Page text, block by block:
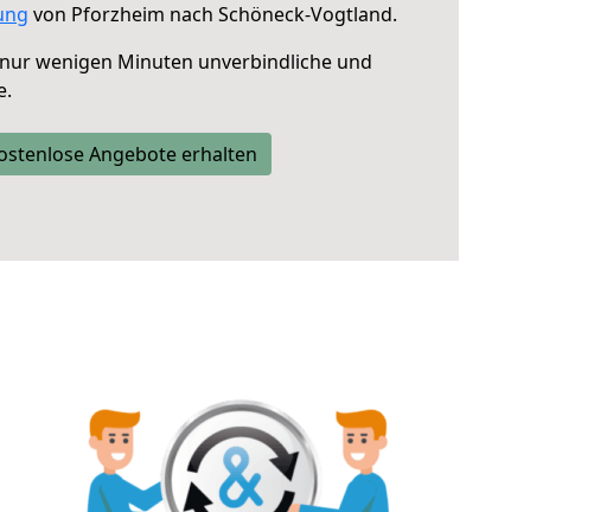
von Pforzheim nach Schöneck-Vogtland.
wenigen Minuten unverbindliche und
Angebote erhalten